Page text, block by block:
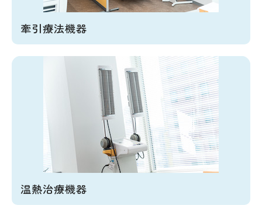
牽引療法機器
温熱治療機器